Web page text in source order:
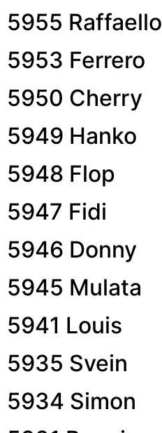
5955 Raffaello
5953 Ferrero
5950 Cherry
5949 Hanko
5948 Flop
5947 Fidi
5946 Donny
5945 Mulata
5941 Louis
5935 Svein
5934 Simon